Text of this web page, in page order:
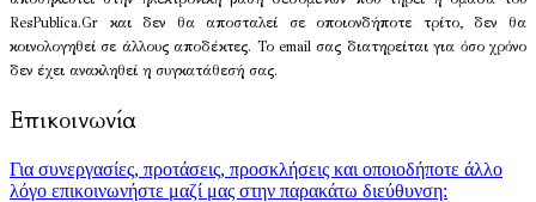
ResPublica.Gr και δεν θα αποσταλεί σε οποιονδήποτε τρίτο, δεν θα
κοινολογηθεί σε άλλους αποδέκτες. Το email σας διατηρείται για όσο χρόνο
δεν έχει ανακληθεί η συγκατάθεσή σας.
Επικοινωνία
Για συνεργασίες, προτάσεις, προσκλήσεις και οποιοδήποτε άλλο
λόγο επικοινωνήστε μαζί μας στην παρακάτω διεύθυνση: